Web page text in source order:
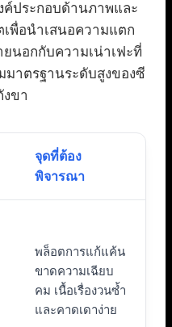
ค์ประกอบด้านภาพและ
เพื่อนำเสนอความแตก
นอกกับความเน่าเฟะที่
าตรฐานระดับสูงของซี
ขา
จุดที่ต้อง
พิจารณา
พล็อตการแก้แค้น
ขาดความเฉียบ
คม เนื้อเรื่องวนซ้ำ
และคาดเดาง่าย